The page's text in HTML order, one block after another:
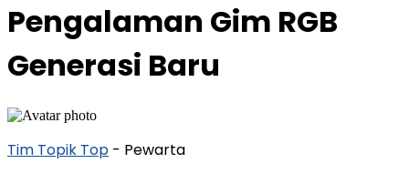
Pengalaman Gim RGB
Generasi Baru
Tim Topik Top - Pewarta